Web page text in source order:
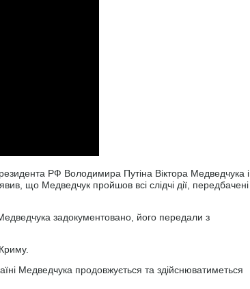
РФ Володимира Путіна Віктора Медведчука і
що Медведчук пройшов всі слідчі дії, передбачені
задокументовано, його передали з
Медведчука продовжується та здійснюватиметься